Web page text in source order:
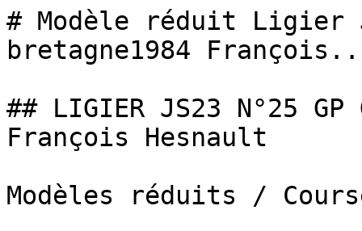
# Modèle réduit Ligier
bretagne1984
## LIGIER JS23 N°25 GP
François Hesnault
Modèles réduits /